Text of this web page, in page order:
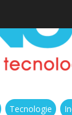
Tecnologie